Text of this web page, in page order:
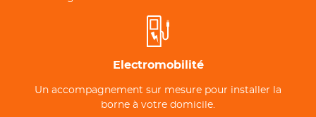
Electromobilité
Un accompagnement sur mesure pour installer la
borne à votre domicile.